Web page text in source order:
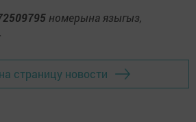
номерына языгыз,
страницу новости